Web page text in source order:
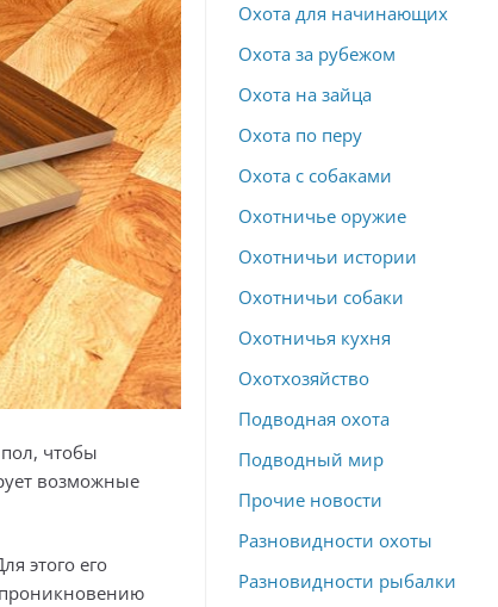
чтобы
возможные
этого его
Охота для начинающих
Охота за рубежом
Охота на зайца
Охота по перу
Охота с собаками
Охотничье оружие
Охотничьи истории
Охотничьи собаки
Охотничья кухня
Охотхозяйство
Подводная охота
Подводный мир
Прочие новости
Разновидности охоты
Разновидности рыбалки